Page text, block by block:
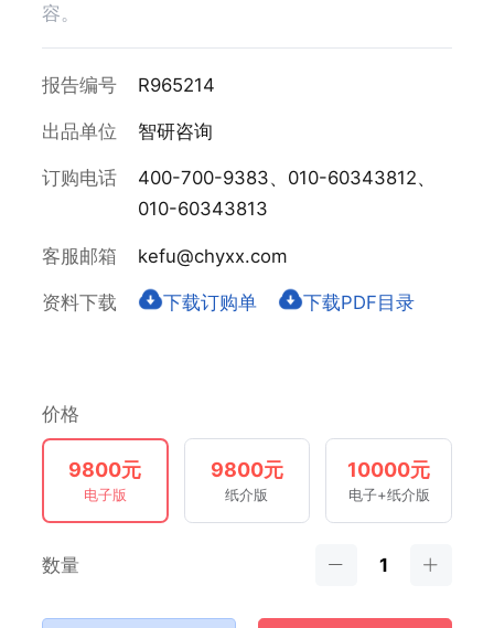
容。
报告编号 R965214
出品单位 智研咨询
订购电话
400-700-9383、010-60343812、
010-60343813
客服邮箱 kefu@chyxx.com
资料下载 下载订购单 下载PDF目录
价格
9800元
电子版
9800元
纸介版
10000元
电子+纸介版
数量